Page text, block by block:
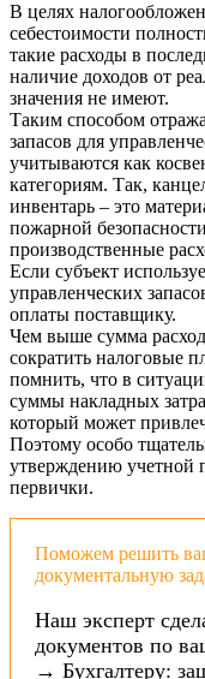
В целях
себестоимости
такие расходы в
наличие доходов от
значения не имеют.
Таким способом
запасов для
учитываются как
категориям. Так,
инвентарь – это
пожарной
производственные
Если субъект
управленческих
оплаты поставщику.
Чем выше сумма
сократить налоговые
помнить, что в
суммы накладных
который может
Поэтому особо
утверждению учетной
первички.
Поможем решить
документальную
Наш эксперт
документов по
→ Бухгалтеру: